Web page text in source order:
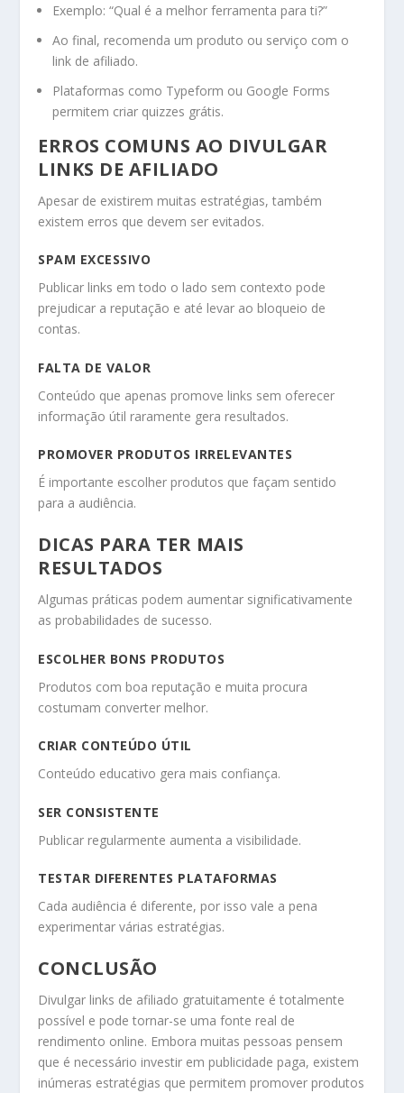
Exemplo: “Qual é a melhor ferramenta para ti?”
Ao final, recomenda um produto ou serviço com o
link de afiliado.
Plataformas como Typeform ou Google Forms
permitem criar quizzes grátis.
ERROS COMUNS AO DIVULGAR
LINKS DE AFILIADO
Apesar de existirem muitas estratégias, também
existem erros que devem ser evitados.
SPAM EXCESSIVO
Publicar links em todo o lado sem contexto pode
prejudicar a reputação e até levar ao bloqueio de
contas.
FALTA DE VALOR
Conteúdo que apenas promove links sem oferecer
informação útil raramente gera resultados.
PROMOVER PRODUTOS IRRELEVANTES
É importante escolher produtos que façam sentido
para a audiência.
DICAS PARA TER MAIS
RESULTADOS
Algumas práticas podem aumentar significativamente
as probabilidades de sucesso.
ESCOLHER BONS PRODUTOS
Produtos com boa reputação e muita procura
costumam converter melhor.
CRIAR CONTEÚDO ÚTIL
Conteúdo educativo gera mais confiança.
SER CONSISTENTE
Publicar regularmente aumenta a visibilidade.
TESTAR DIFERENTES PLATAFORMAS
Cada audiência é diferente, por isso vale a pena
experimentar várias estratégias.
CONCLUSÃO
Divulgar links de afiliado gratuitamente é totalmente
possível e pode tornar-se uma fonte real de
rendimento online. Embora muitas pessoas pensem
que é necessário investir em publicidade paga, existem
inúmeras estratégias que permitem promover produtos